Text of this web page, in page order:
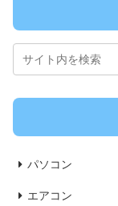
パソコン
エアコン